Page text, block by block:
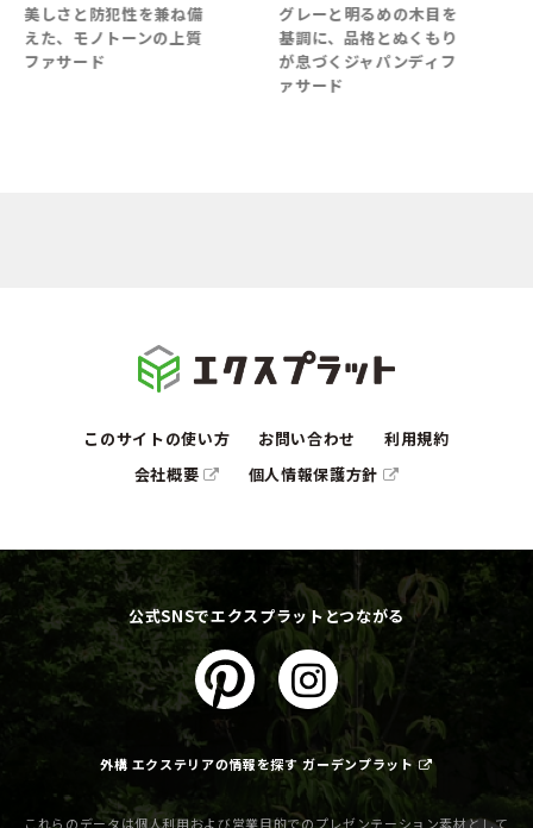
美しさと防犯性を兼ね備
えた、モノトーンの上質
ファサード
グレーと明るめの木目を
基調に、品格とぬくもり
が息づくジャパンディフ
ァサード
このサイトの使い方 お問い合わせ
利用規約
会社概要
個人情報保護方針
公式SNSでエクスプラットとつながる
外構 エクステリアの情報を探す ガーデンプラット
これらのデータは個人利用および営業目的でのプレゼンテーション素材として